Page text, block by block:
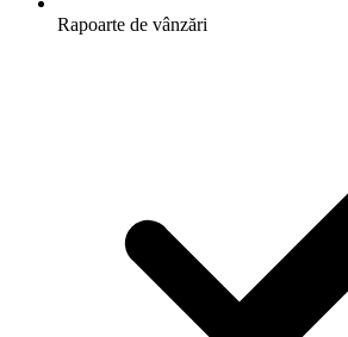
Rapoarte de vânzări